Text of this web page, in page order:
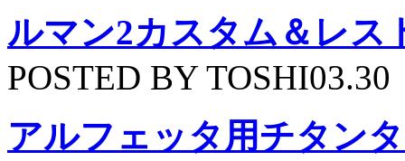
ルマン2カスタム＆レス
POSTED BY TOSHI03.30
アルフェッタ用チタン